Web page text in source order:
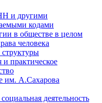
и другими
кодами
в обществе в целом
человека
практическое
им. А.Сахарова
деятельность